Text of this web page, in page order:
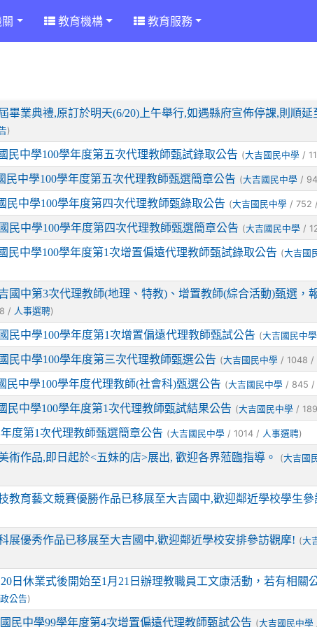
教育機構 教育服務
畢業典禮,原訂於明天(6/20)上午舉行,如遇縣府宣佈停課,則順
)
民中學100學年度第五次代理教師甄試錄取公告 (大吉國民中學 /
民中學100學年度第五次代理教師甄選簡章公告 (大吉國民中學 /
民中學100學年度第四次代理教師甄錄取公告 (大吉國民中學 / 752 /
民中學100學年度第四次代理教師甄選簡章公告 (大吉國民中學 /
民中學100學年度第1次增置偏遠代理教師甄試錄取公告 (大吉國
國中第3次代理教師(地理、特教)、增置教師(綜合活動)甄選，
/ 人事選聘)
民中學100學年度第1次增置偏遠代理教師甄試公告 (大吉國民中學
民中學100學年度第三次代理教師甄選公告 (大吉國民中學 / 1048 /
民中學100學年度代理教師(社會科)甄選公告 (大吉國民中學 / 845 /
民中學100學年度第1次代理教師甄試結果公告 (大吉國民中學 /
度第1次代理教師甄選簡章公告 (大吉國民中學 / 1014 / 人事選聘)
術作品,即日起於<五妹的店>展出, 歡迎各界蒞臨指導。 (大吉國
教育藝文競賽優勝作品已移展至大吉國中,歡迎鄰近學校學生參
展優秀作品已移展至大吉國中,歡迎鄰近學校安排參訪觀摩! (大
日休業式後開始至1月21日辦理教職員工文康活動，若有相關
公告)
民中學99學年度第4次增置偏遠代理教師甄試公告 (大吉國民中學